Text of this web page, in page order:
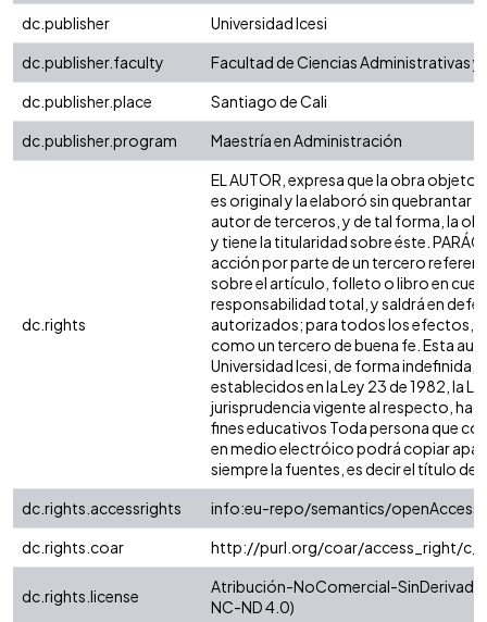
dc.publisher
Universidad Icesi
dc.publisher.faculty
Facultad de Ciencias Administrativas
dc.publisher.place
Santiago de Cali
dc.publisher.program
Maestría en Administración
dc.rights
EL AUTOR, expresa que la obra
es original y la elaboró sin quebrantar
autor de terceros, y de tal forma, la
y tiene la titularidad sobre éste.
acción por parte de un tercero
sobre el artículo, folleto o libro en
responsabilidad total, y saldrá en
autorizados; para todos los efectos,
como un tercero de buena fe. Esta
Universidad Icesi, de forma indefinida,
establecidos en la Ley 23 de 1982, la
jurisprudencia vigente al respecto,
fines educativos Toda persona que
en medio electróico podrá copiar
siempre la fuentes, es decir el título
dc.rights.accessrights
info:eu-repo/semantics/openAccess
dc.rights.coar
http://purl.org/coar/access_right/
dc.rights.license
Atribución-NoComercial-
NC-ND 4.0)